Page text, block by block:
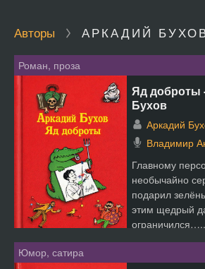
Авторы АРКАДИЙ
Роман, проза
Яд доброты
Бухов
Аркадий
Владимир
Главному
необычайно
подарил
этим щедрый
Юмор, сатира